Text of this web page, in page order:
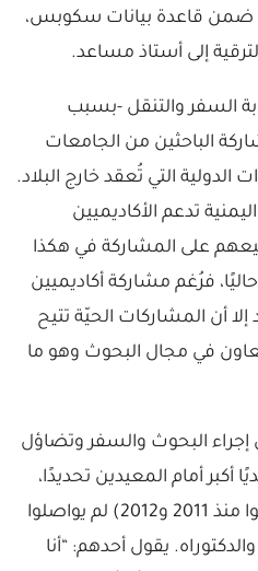
ضمن قاعدة بيانات سكوبس،
إلى أستاذ مساعد.
السفر والتنقل -بسبب
الباحثين من الجامعات
الدولية التي تُعقد خارج البلاد.
تدعم الأكاديميين
على المشاركة في هكذا
فرُغم مشاركة أكاديميين
أن المشاركات الحيّة تتيح
في مجال البحوث وهو ما
البحوث والسفر وتضاؤل
أمام المعيدين تحديدًا،
حيث أن غالبيتهم (ممن تعيّنوا منذ 2011 و2012) لم يواصلوا
يقول أحدهم: “أنا